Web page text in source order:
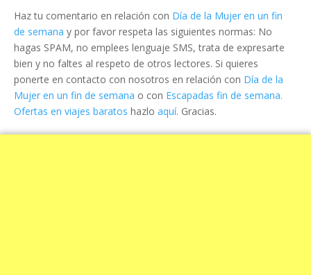
Haz tu comentario en relación con Día de la Mujer en un fin
de semana y por favor respeta las siguientes normas: No
hagas SPAM, no emplees lenguaje SMS, trata de expresarte
bien y no faltes al respeto de otros lectores. Si quieres
ponerte en contacto con nosotros en relación con Día de la
Mujer en un fin de semana o con Escapadas fin de semana.
Ofertas en viajes baratos hazlo aquí. Gracias.